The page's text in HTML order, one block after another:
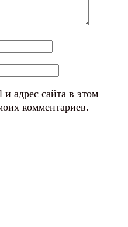
адрес сайта в этом
комментариев.